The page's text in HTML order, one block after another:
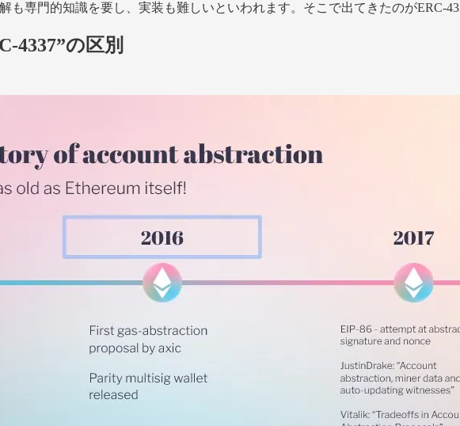
も専門的知識を要し、実装も難しいといわれます。そこで出てきたのがERC-
4337”の区別